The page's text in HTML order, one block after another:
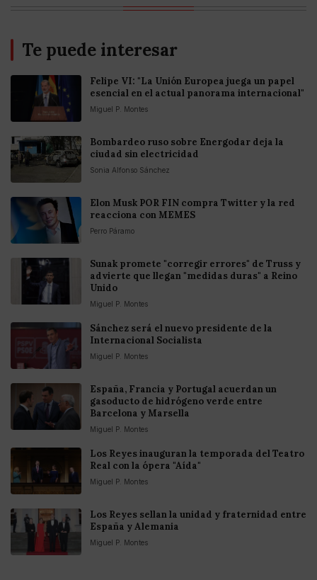
Te puede interesar
Felipe VI: "La Unión Europea juega un papel
esencial en el actual panorama internacional"
Miguel P. Montes
Bombardeo ruso sobre Energodar deja la
ciudad sin electricidad
Sonia Alfonso Sánchez
Elon Musk POR FIN compra Twitter y la red
reacciona con MEMES
Perro Páramo
Sunak promete "corregir errores" de Truss y
advierte que llegan "medidas duras" a Reino
Unido
Miguel P. Montes
Sánchez será el nuevo presidente de la
Internacional Socialista
Miguel P. Montes
España, Francia y Portugal acuerdan un
gasoducto de hidrógeno verde entre
Barcelona y Marsella
Miguel P. Montes
Los Reyes inauguran la temporada del Teatro
Real con la ópera "Aída"
Miguel P. Montes
Los Reyes sellan la unidad y fraternidad entre
España y Alemania
Miguel P. Montes